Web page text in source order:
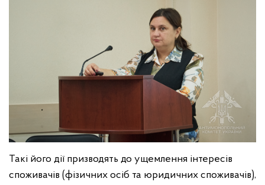
Такі його дії призводять до ущемлення інтересів
споживачів (фізичних осіб та юридичних споживачів),